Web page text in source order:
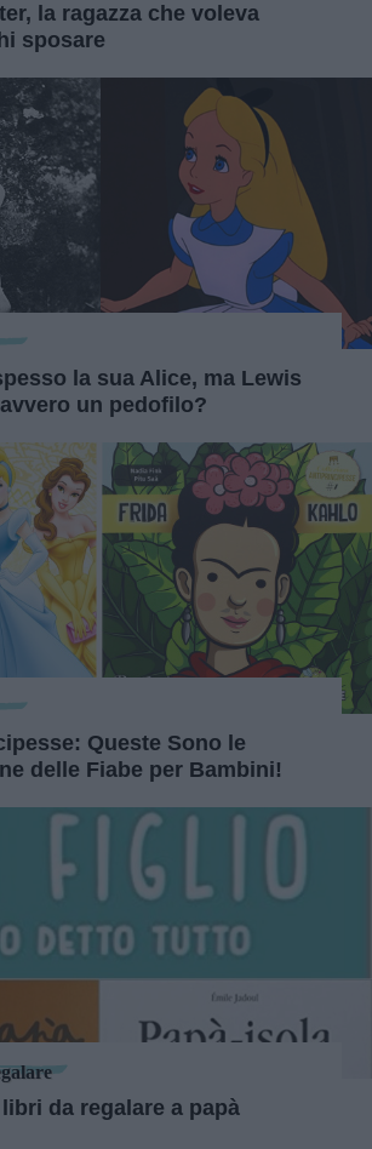
la ragazza che voleva
sposare
la sua Alice, ma Lewis
un pedofilo?
Queste Sono le
delle Fiabe per Bambini!
da regalare a papà